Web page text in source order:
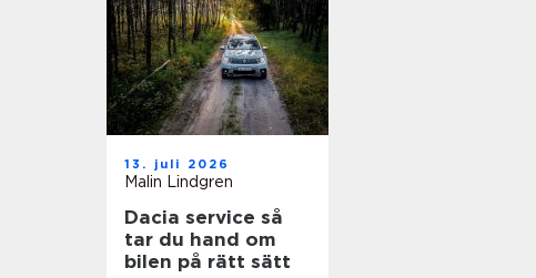
13. juli 2026
Malin Lindgren
Dacia service så
tar du hand om
bilen på rätt sätt